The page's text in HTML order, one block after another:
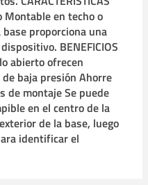
Montable en techo o
proporciona una
BENEFICIOS
abierto ofrecen
baja presión Ahorre
de montaje Se puede
en el centro de la
de la base, luego
identificar el